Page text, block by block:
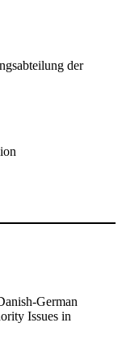
der
German
Issues in